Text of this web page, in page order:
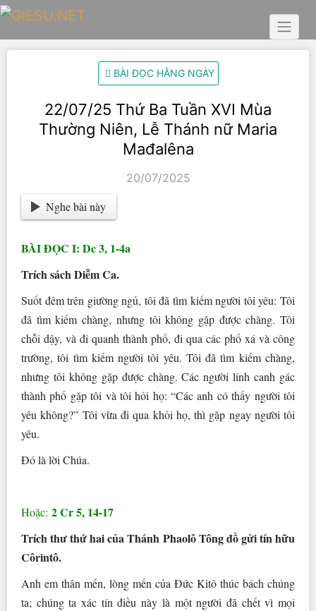
Skip
content
BÀI ĐỌC HẰNG NGÀY
22/07/25 Thứ Ba Tuần XVI Mùa
Thường Niên, Lễ Thánh nữ Maria
Mađalêna
20/07/2025
Nghe bài này
BÀI ĐỌC I: Dc 3, 1-4a
Trích sách Diễm Ca.
Suốt đêm trên giường ngủ, tôi đã tìm kiếm người tôi yêu: Tôi
đã tìm kiếm chàng, nhưng tôi không gặp được chàng. Tôi
chỗi dậy, và đi quanh thành phố, đi qua các phố xá và công
trường, tôi tìm kiếm người tôi yêu. Tôi đã tìm kiếm chàng,
nhưng tôi không gặp được chàng. Các người lính canh gác
thành phố gặp tôi và tôi hỏi họ: “Các anh có thấy người tôi
yêu không?” Tôi vừa đi qua khỏi họ, thì gặp ngay người tôi
yêu.
Ðó là lời Chúa.
Hoặc: 2 Cr 5, 14-17
Trích thư thứ hai của Thánh Phaolô Tông đồ gửi tín hữu
Côrintô.
Anh em thân mến, lòng mến của Ðức Kitô thúc bách chúng
ta; chúng ta xác tín điều này là một người đã chết vì mọi